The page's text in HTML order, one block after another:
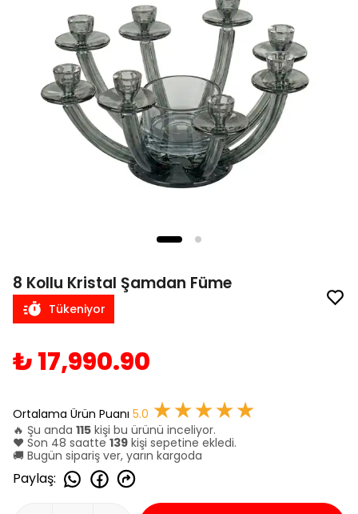
8 Kollu Kristal Şamdan Füme
Tükeniyor
₺ 17,990.90
Ortalama Ürün Puanı 5.0 ★★★★★
🔥 Şu anda 115 kişi bu ürünü inceliyor.
❤️ Son 48 saatte139 kişi sepetine ekledi.
🚚 Bugün sipariş ver, yarın kargoda
Paylaş: